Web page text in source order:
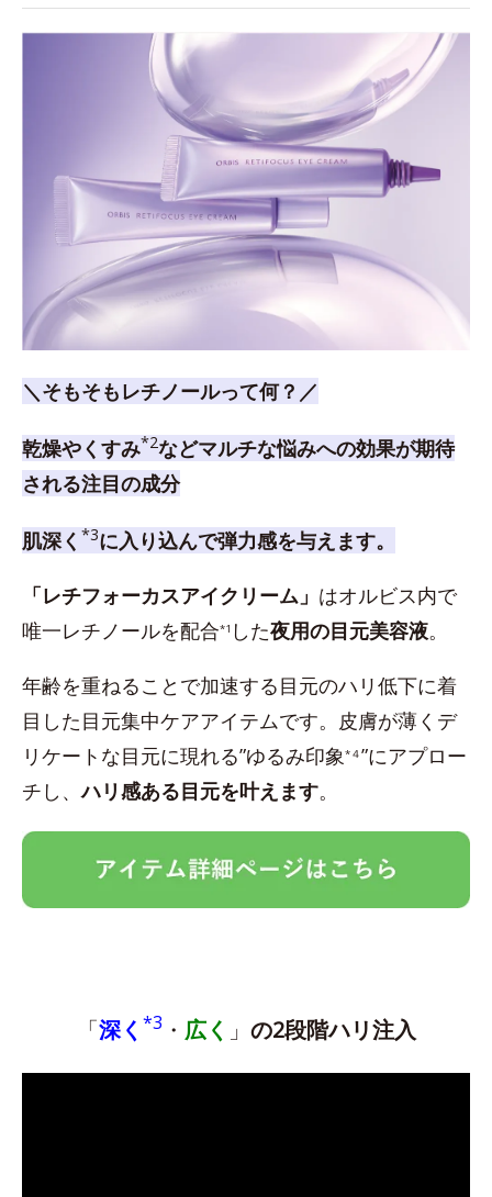
＼そもそもレチノールって何？／
乾燥やくすみ*2などマルチな悩みへの効果が期待
される注目の成分
肌深く *3に入り込んで弾力感を与えます。
「レチフォーカスアイクリーム」 はオルビス内で
唯一レチノールを配合*1 した夜用の目元美容液。
年齢を重ねることで加速する目元のハリ低下に着
目した目元集中ケアアイテムです。皮膚が薄くデ
リケートな目元に現れる”ゆるみ印象*４”にアプロー
チし、ハリ感ある目元を叶えます。
「深く *3 ・ 広く 」 の2段階ハリ注入